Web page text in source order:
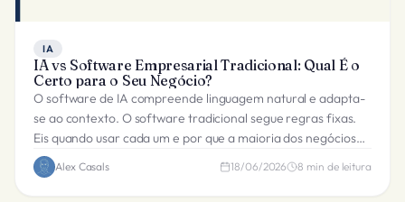
IA
IA vs Software Empresarial Tradicional: Qual É o
Certo para o Seu Negócio?
O software de IA compreende linguagem natural e adapta-
se ao contexto. O software tradicional segue regras fixas.
Eis quando usar cada um e por que a maioria dos negócios
precisa de ambos.
Alex Casals 18/06/2026 8 min de leitura